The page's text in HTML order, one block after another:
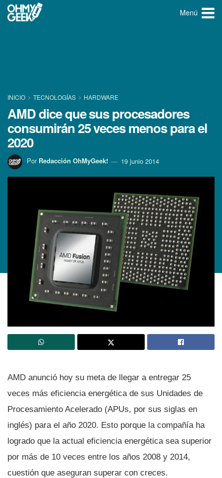
Menú
INICIO TECNOLOGÍ­AS HARDWARE
AMD dice que sus procesadores
consumirán 25 veces menos para el
2020
Por Redacción OhMyGeek! 19 junio 2014
AMD anunció hoy su meta de llegar a entregar 25
veces más eficiencia energética de sus Unidades de
Procesamiento Acelerado (APUs, por sus siglas en
inglés) para el año 2020. Esto porque la compañí­a ha
logrado que la actual eficiencia energética sea superior
por más de 10 veces entre los años 2008 y 2014,
cuestión que aseguran superar con creces.